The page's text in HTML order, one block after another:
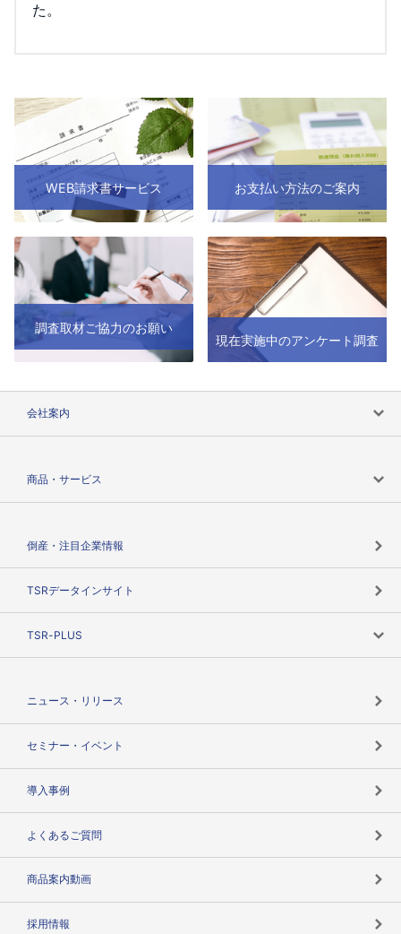
た。
WEB請求書サービス お支払い方法のご案内
調査取材ご協力のお願い
現在実施中のアンケート調査
会社案内
商品・サービス
倒産・注目企業情報
TSRデータインサイト
TSR-PLUS
ニュース・リリース
セミナー・イベント
導入事例
よくあるご質問
商品案内動画
採用情報